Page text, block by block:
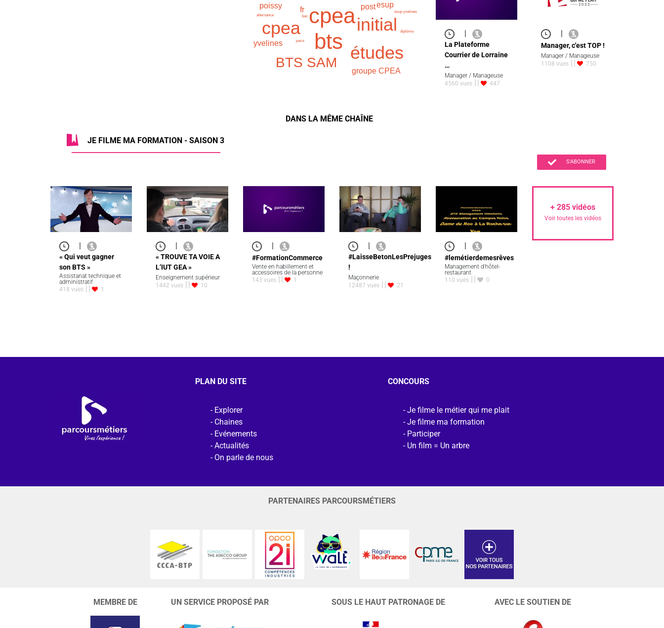
cpea
bts
initial
cpea
études
BTS SAM
esup
poissy
yvelines
groupe CPEA
fr post
paris
esup yvelines
alternance bac
diplôme |
La Plateforme
Courrier de Lorraine
…
Manager / Manageuse
4560 vues
447
Manager, c'est TOP !
Manager / Manageuse
1108 vues
750
DANS LA MÊME CHAÎNE
JE FILME MA FORMATION - SAISON 3
S'ABONNER
|
« Qui veut gagner
son BTS »
Assistanat technique et
administratif
418 vues
1
|
« TROUVE TA VOIE A
L’IUT GEA »
Enseignement supérieur
1442 vues
10
|
#FormationCommerce
Vente en habillement et
accessoires de la personne
143 vues
1
|
#LaisseBetonLesPrejuges
!
Maçonnerie
12487 vues
21
|
#lemétierdemesrêves
Management d'hôtel-
restaurant
110 vues
0
+ 285 vidéos
Voir toutes les vidéos
PLAN DU SITE
Explorer
Chaines
Evénements
Actualités
On parle de nous
CONCOURS
Je filme le métier qui me plait
Je filme ma formation
Participer
Un film = Un arbre
PARTENAIRES PARCOURSMÉTIERS
MEMBRE DE UN SERVICE PROPOSÉ PAR SOUS LE HAUT PATRONAGE DE AVEC LE SOUTIEN DE